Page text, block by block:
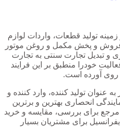
ای ۳۰ ساله در زمینه تولید قطعات، واردات لوازم
فروش و پخش مکمل و روغن موتور
و تبدیل تجارت سنتی به تجارت
خودرا منطبق بر این فرایند
روی آورده است.
عنوان تولید کننده، وارد کننده و
کننده کالا و با داشتن ۱۰ نمایندگی انحصاری بهترین و برترین
مرجع برای بررسی، مقایسه و خرید
برای مشتریان بسیار